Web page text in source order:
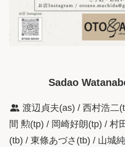
Sadao
渡辺貞夫(as) / 西村浩二
間 勲(tp) / 岡崎好朗(tp) / 村
(tb) / 東條あづさ(tb) / 山城